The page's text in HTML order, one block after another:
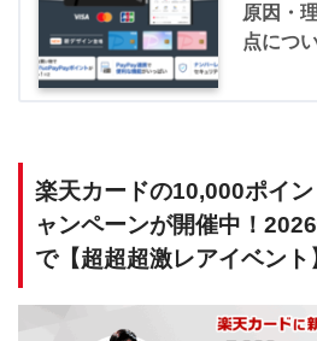
原因・
点につ
楽天カードの10,000ポイ
ャンペーンが開催中！
で【超超超激レアイベント